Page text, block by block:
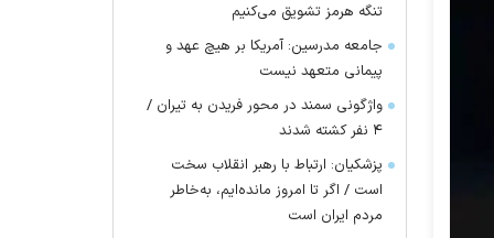
تنگه هرمز تشویق می‌کنیم
جامعه مدرسین: آمریکا بر هیچ عهد و
پیمانی متعهد نیست
واژگونی سمند در محور فریدن به تیران /
۴ نفر کشته شدند
پزشکیان: ارتباط با رهبر انقلاب سخت
است / اگر تا امروز مانده‌ایم، به‌خاطر
مردم ایران است